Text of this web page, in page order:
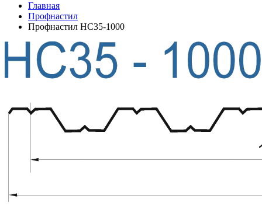
Главная
Профнастил
Профнастил HC35-1000